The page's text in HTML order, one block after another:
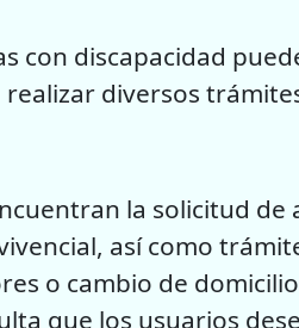
con discapacidad
diversos
la solicitud de
así como
o cambio de
que los usuarios